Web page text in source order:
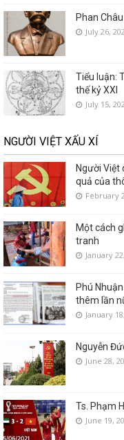
Phan
July 26,
Tiểu luận:
thế kỷ XXI
July 15,
NGƯỜI VIỆT XẤU XÍ
Người Việt
quả của
February
Một cách
tranh
January
Phú
thêm lần
January
Nguyễn
June 28,
Ts. Phạm
June 19,